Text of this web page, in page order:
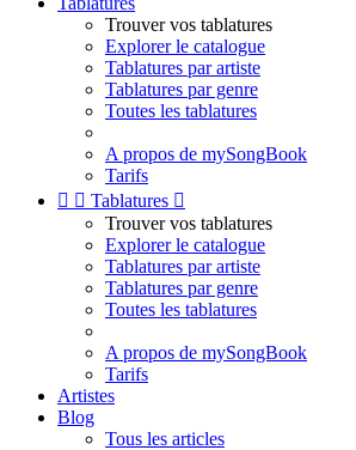
Trouver vos tablatures
Explorer le catalogue
Tablatures par artiste
Tablatures par genre
Toutes les tablatures
A propos de mySongBook
Tarifs
  Tablatures 
Trouver vos tablatures
Explorer le catalogue
Tablatures par artiste
Tablatures par genre
Toutes les tablatures
A propos de mySongBook
Tarifs
Artistes
Blog
Tous les articles